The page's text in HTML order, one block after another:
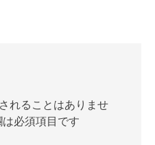
れることはありませ
必須項目です